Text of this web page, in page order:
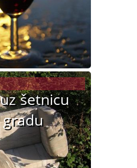
šetnicu